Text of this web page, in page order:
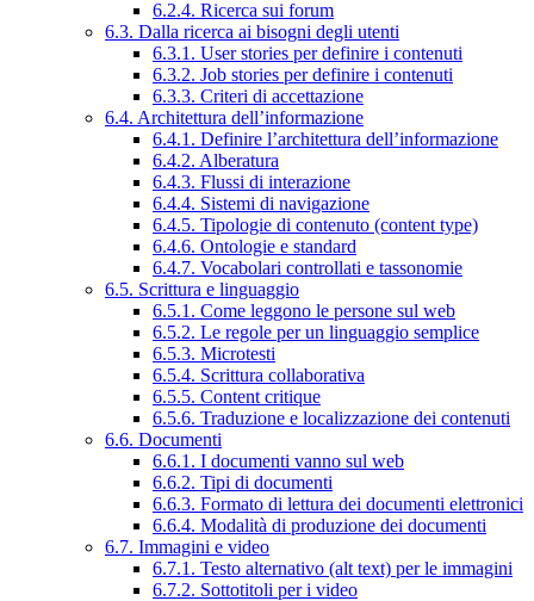
6.2.4. Ricerca sui forum
6.3. Dalla ricerca ai bisogni degli utenti
6.3.1. User stories per definire i contenuti
6.3.2. Job stories per definire i contenuti
6.3.3. Criteri di accettazione
6.4. Architettura dell’informazione
6.4.1. Definire l’architettura dell’informazione
6.4.2. Alberatura
6.4.3. Flussi di interazione
6.4.4. Sistemi di navigazione
6.4.5. Tipologie di contenuto (content type)
6.4.6. Ontologie e standard
6.4.7. Vocabolari controllati e tassonomie
6.5. Scrittura e linguaggio
6.5.1. Come leggono le persone sul web
6.5.2. Le regole per un linguaggio semplice
6.5.3. Microtesti
6.5.4. Scrittura collaborativa
6.5.5. Content critique
6.5.6. Traduzione e localizzazione dei contenuti
6.6. Documenti
6.6.1. I documenti vanno sul web
6.6.2. Tipi di documenti
6.6.3. Formato di lettura dei documenti elettronici
6.6.4. Modalità di produzione dei documenti
6.7. Immagini e video
6.7.1. Testo alternativo (alt text) per le immagini
6.7.2. Sottotitoli per i video